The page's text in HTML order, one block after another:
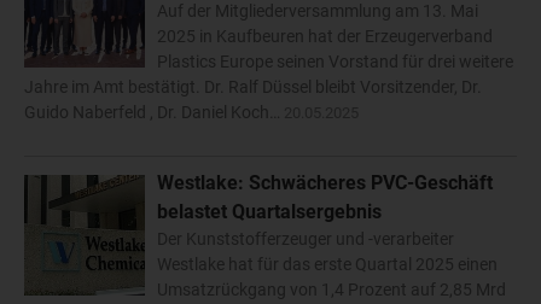
Auf der Mitgliederversammlung am 13. Mai
2025 in Kaufbeuren hat der Erzeugerverband
Plastics Europe seinen Vorstand für drei weitere
Jahre im Amt bestätigt. Dr. Ralf Düssel bleibt Vorsitzender, Dr.
Guido Naberfeld , Dr. Daniel Koch…
Westlake: Schwächeres PVC-Geschäft
belastet Quartalsergebnis
Der Kunststofferzeuger und -verarbeiter
Westlake hat für das erste Quartal 2025 einen
Umsatzrückgang von 1,4 Prozent auf 2,85 Mrd